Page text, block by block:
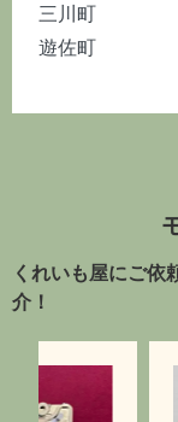
三川町
遊佐町
くれいも屋にご依
介！